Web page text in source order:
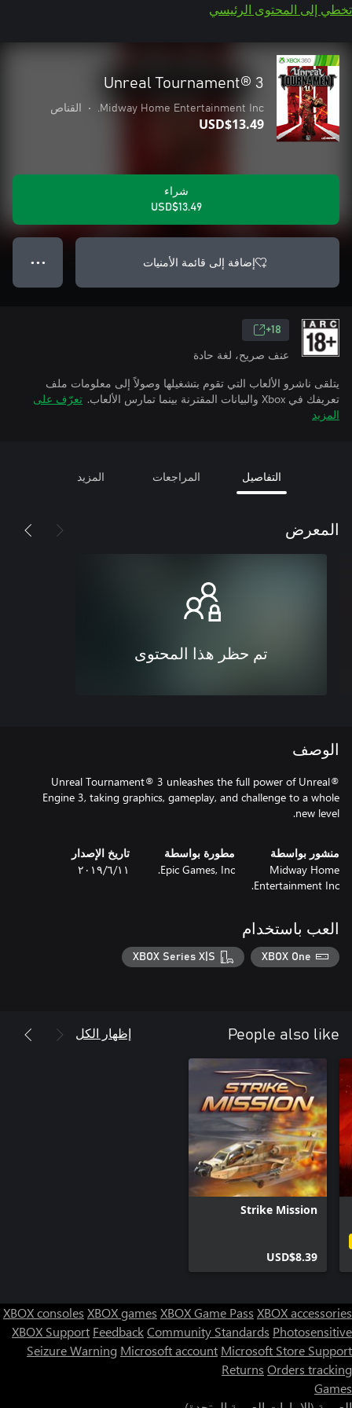
تخطي إلى المحتوى الرئيسي
Unreal Tournament® 3
Midway Home Entertainment Inc.
• القناص
USD$13.49
شراء
USD$13.49
إضافة إلى قائمة الأمنيات ● ● ●
18+
عنف صريح، لغة حادة
يتلقى ناشرو الألعاب التي تقوم بتشغيلها وصولاً إلى معلومات ملف
تعريفك في Xbox والبيانات المقترنة بينما تمارس الألعاب.
تعرّف على
المزيد
التفاصيل المراجعات المزيد
المعرض
تم حظر هذا المحتوى
الوصف
Unreal Tournament® 3 unleashes the full power of Unreal®
Engine 3, taking graphics, gameplay, and challenge to a whole
new level.
منشور بواسطة
Midway Home
Entertainment Inc.
مطورة بواسطة
Epic Games, Inc.
تاريخ الإصدار
١١‏/٦‏/٢٠١٩
العب باستخدام
XBOX One
XBOX Series X|S
People also like إظهار الكل
Strike Mission
USD$8.39
XBOX consoles XBOX games XBOX Game Pass XBOX accessories
XBOX Support FeedbackCommunity Standards Photosensitive
Seizure Warning Microsoft account Microsoft Store Support
Returns Orders tracking
Games